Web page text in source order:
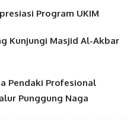
Program UKIM
Kunjungi Masjid Al-Akbar
Pendaki Profesional
Punggung Naga